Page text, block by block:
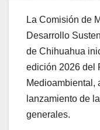
La Comisión de
Desarrollo
de Chihuahua
edición 2026 del
Medioambiental,
lanzamiento de
generales.